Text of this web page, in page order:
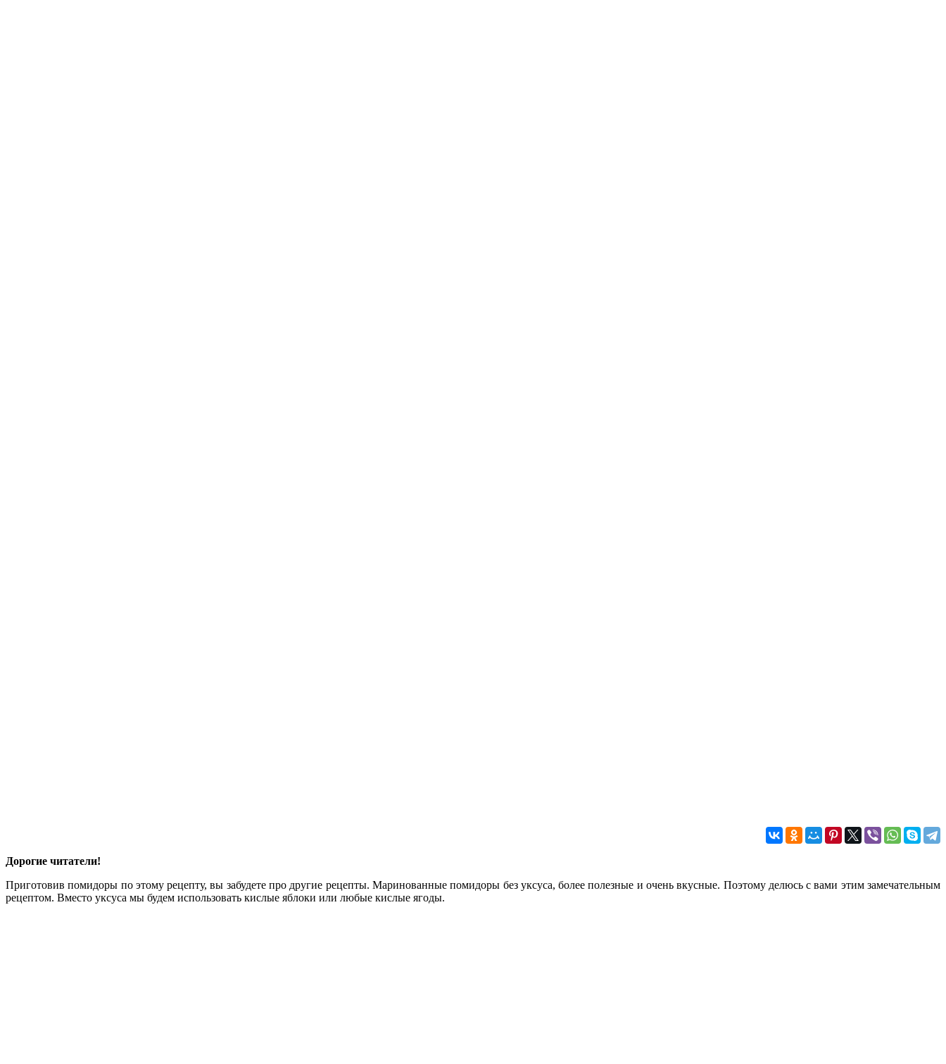
Дорогие читатели!
Приготовив помидоры по этому рецепту, вы забудете про другие рецепты. Маринованные помидоры без уксуса, более полезные и очень вкусные. Поэтому делюсь с вами этим замечательным
рецептом. Вместо уксуса мы будем использовать кислые яблоки или любые кислые ягоды.